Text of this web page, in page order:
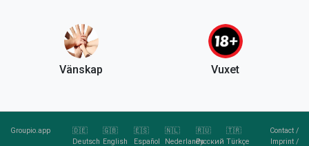
Vänskap Vuxet
Groupio.app
🇩🇪
Deutsch
🇬🇧
English
🇪🇸
Español
🇳🇱
Nederlands
🇷🇺
Русский
🇹🇷
Türkçe
Contact/
Imprint/